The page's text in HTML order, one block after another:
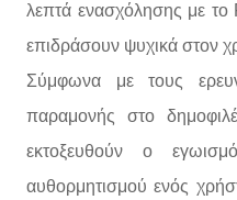
λεπτά ενασχόλησης με το
επιδράσουν ψυχικά στον
Σύμφωνα με τους
παραμονής στο
εκτοξευθούν ο
αυθορμητισμού ενός